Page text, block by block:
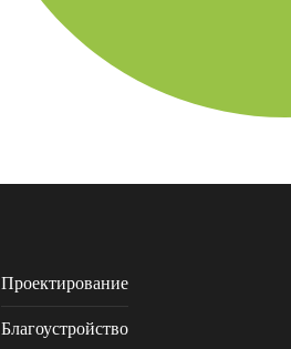
Проектирование
Благоустройство